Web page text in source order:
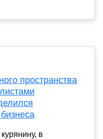
пространства
в